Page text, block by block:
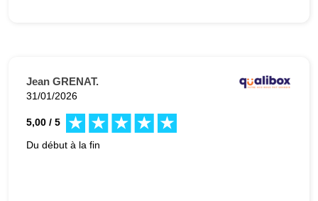
Jean GRENAT.
31/01/2026
5,00 / 5
Du début à la fin